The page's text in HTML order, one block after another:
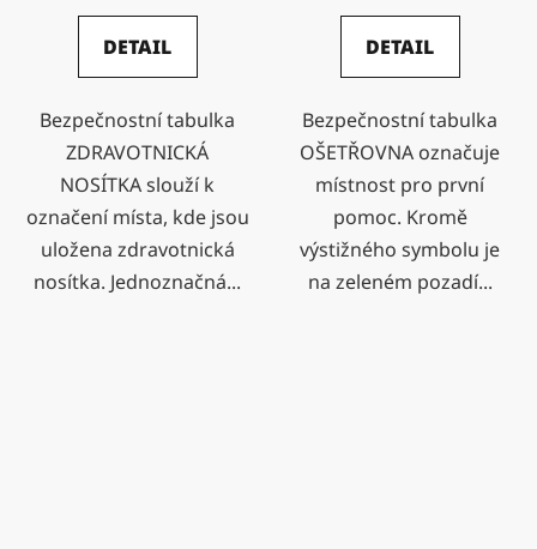
DETAIL
Bezpečnostní tabulka
ZDRAVOTNICKÁ
NOSÍTKA slouží k
označení místa, kde jsou
uložena zdravotnická
nosítka. Jednoznačná...
DETAIL
Bezpečnostní tabulka
OŠETŘOVNA označuje
místnost pro první
pomoc. Kromě
výstižného symbolu je
na zeleném pozadí...